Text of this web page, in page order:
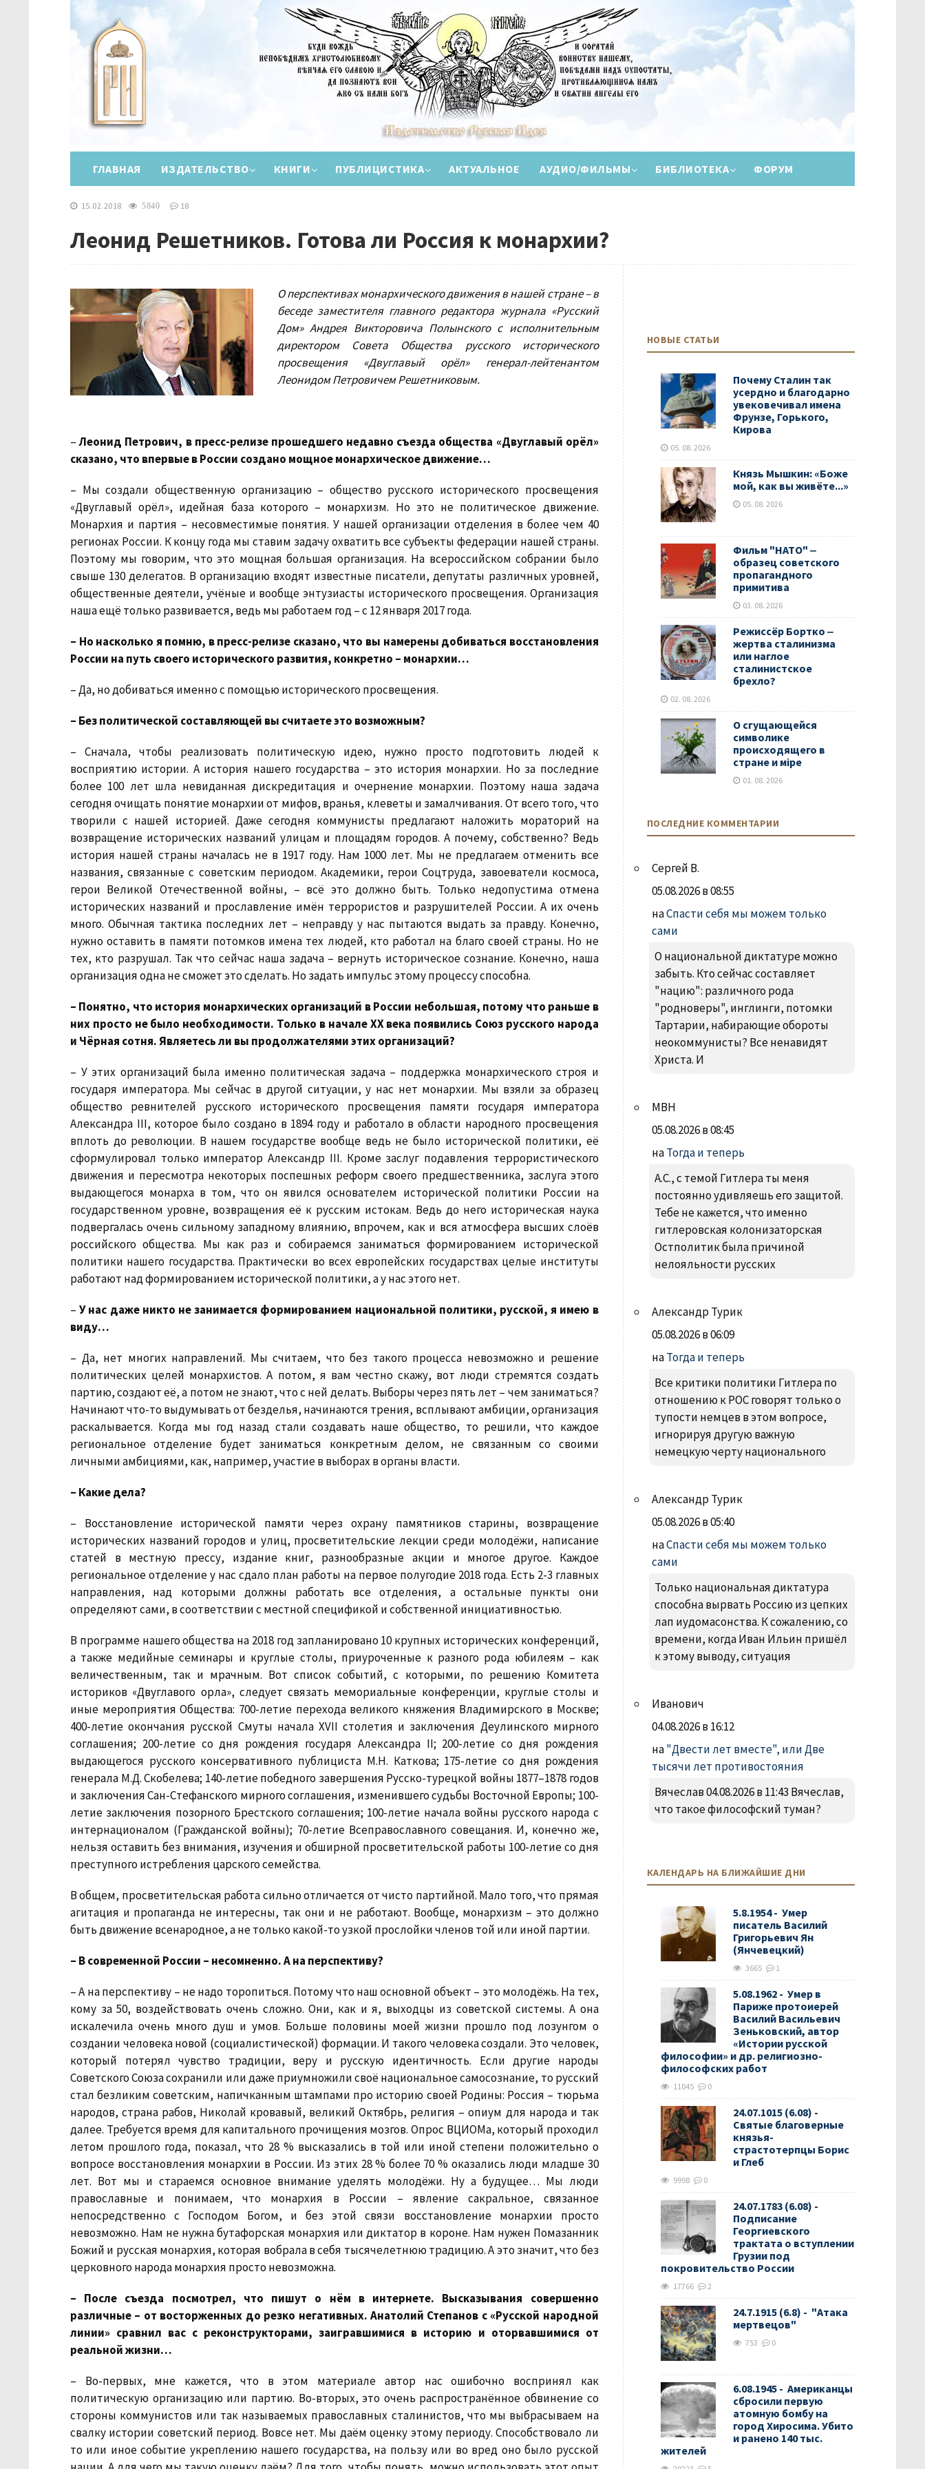
ГЛАВНАЯ ИЗДАТЕЛЬСТВО КНИГИ ПУБЛИЦИСТИКА АКТУАЛЬНОЕ АУДИО/ФИЛЬМЫ БИБЛИОТЕКА ФОРУМ
15.02.2018 5840 18
Леонид Решетников. Готова ли Россия к монархии?
О перспективах монархического движения в нашей стране – в
беседе заместителя главного редактора журнала «Русский
Дом» Андрея Викторовича Полынского с исполнительным
директором Совета Общества русского исторического
просвещения «Двуглавый орёл» генерал-лейтенантом
Леонидом Петровичем Решетниковым.
–Леонид Петрович, в пресс-релизе прошедшего недавно съезда общества «Двуглавый орёл»
сказано, что впервые в России создано мощное монархическое движение…
– Мы создали общественную организацию – общество русского исторического просвещения
«Двуглавый орёл», идейная база которого – монархизм. Но это не политическое движение.
Монархия и партия – несовместимые понятия. У нашей организации отделения в более чем 40
регионах России. К концу года мы ставим задачу охватить все субъекты федерации нашей страны.
Поэтому мы говорим, что это мощная большая организация. На всероссийском собрании было
свыше 130 делегатов. В организацию входят известные писатели, депутаты различных уровней,
общественные деятели, учёные и вообще энтузиасты исторического просвещения. Организация
наша ещё только развивается, ведь мы работаем год – с 12 января 2017 года.
– Но насколько я помню, в пресс-релизе сказано, что вы намерены добиваться восстановления
России на путь своего исторического развития, конкретно – монархии…
– Да, но добиваться именно с помощью исторического просвещения.
– Без политической составляющей вы считаете это возможным?
– Сначала, чтобы реализовать политическую идею, нужно просто подготовить людей к
восприятию истории. А история нашего государства – это история монархии. Но за последние
более 100 лет шла невиданная дискредитация и очернение монархии. Поэтому наша задача
сегодня очищать понятие монархии от мифов, вранья, клеветы и замалчивания. От всего того, что
творили с нашей историей. Даже сегодня коммунисты предлагают наложить мораторий на
возвращение исторических названий улицам и площадям городов. А почему, собственно? Ведь
история нашей страны началась не в 1917 году. Нам 1000 лет. Мы не предлагаем отменить все
названия, связанные с советским периодом. Академики, герои Соцтруда, завоеватели космоса,
герои Великой Отечественной войны, – всё это должно быть. Только недопустима отмена
исторических названий и прославление имён террористов и разрушителей России. А их очень
много. Обычная тактика последних лет – неправду у нас пытаются выдать за правду. Конечно,
нужно оставить в памяти потомков имена тех людей, кто работал на благо своей страны. Но не
тех, кто разрушал. Так что сейчас наша задача – вернуть историческое сознание. Конечно, наша
организация одна не сможет это сделать. Но задать импульс этому процессу способна.
– Понятно, что история монархических организаций в России небольшая, потому что раньше в
них просто не было необходимости. Только в начале XX века появились Союз русского народа
и Чёрная сотня. Являетесь ли вы продолжателями этих организаций?
– У этих организаций была именно политическая задача – поддержка монархического строя и
государя императора. Мы сейчас в другой ситуации, у нас нет монархии. Мы взяли за образец
общество ревнителей русского исторического просвещения памяти государя императора
Александра III, которое было создано в 1894 году и работало в области народного просвещения
вплоть до революции. В нашем государстве вообще ведь не было исторической политики, её
сформулировал только император Александр III. Кроме заслуг подавления террористического
движения и пересмотра некоторых поспешных реформ своего предшественника, заслуга этого
выдающегося монарха в том, что он явился основателем исторической политики России на
государственном уровне, возвращения её к русским истокам. Ведь до него историческая наука
подвергалась очень сильному западному влиянию, впрочем, как и вся атмосфера высших слоёв
российского общества. Мы как раз и собираемся заниматься формированием исторической
политики нашего государства. Практически во всех европейских государствах целые институты
работают над формированием исторической политики, а у нас этого нет.
– У нас даже никто не занимается формированием национальной политики, русской, я имею в
виду…
– Да, нет многих направлений. Мы считаем, что без такого процесса невозможно и решение
политических целей монархистов. А потом, я вам честно скажу, вот люди стремятся создать
партию, создают её, а потом не знают, что с ней делать. Выборы через пять лет – чем заниматься?
Начинают что-то выдумывать от безделья, начинаются трения, всплывают амбиции, организация
раскалывается. Когда мы год назад стали создавать наше общество, то решили, что каждое
региональное отделение будет заниматься конкретным делом, не связанным со своими
личными амбициями, как, например, участие в выборах в органы власти.
– Какие дела?
– Восстановление исторической памяти через охрану памятников старины, возвращение
исторических названий городов и улиц, просветительские лекции среди молодёжи, написание
статей в местную прессу, издание книг, разнообразные акции и многое другое. Каждое
региональное отделение у нас сдало план работы на первое полугодие 2018 года. Есть 2-3 главных
направления, над которыми должны работать все отделения, а остальные пункты они
определяют сами, в соответствии с местной спецификой и собственной инициативностью.
В программе нашего общества на 2018 год запланировано 10 крупных исторических конференций,
а также медийные семинары и круглые столы, приуроченные к разного рода юбилеям – как
величественным, так и мрачным. Вот список событий, с которыми, по решению Комитета
историков «Двуглавого орла», следует связать мемориальные конференции, круглые столы и
иные мероприятия Общества: 700-летие перехода великого княжения Владимирского в Москве;
400-летие окончания русской Смуты начала XVII столетия и заключения Деулинского мирного
соглашения; 200-летие со дня рождения государя Александра II; 200-летие со дня рождения
выдающегося русского консервативного публициста М.Н. Каткова; 175-летие со дня рождения
генерала М.Д. Скобелева; 140-летие победного завершения Русско-турецкой войны 1877–1878 годов
и заключения Сан-Стефанского мирного соглашения, изменившего судьбы Восточной Европы; 100-
летие заключения позорного Брестского соглашения; 100-летие начала войны русского народа с
интернационалом (Гражданской войны); 70-летие Всеправославного совещания. И, конечно же,
нельзя оставить без внимания, изучения и обширной просветительской работы 100-летие со дня
преступного истребления царского семейства.
В общем, просветительская работа сильно отличается от чисто партийной. Мало того, что прямая
агитация и пропаганда не интересны, так они и не работают. Вообще, монархизм – это должно
быть движение всенародное, а не только какой-то узкой прослойки членов той или иной партии.
– В современной России – несомненно. А на перспективу?
– А на перспективу – не надо торопиться. Потому что наш основной объект – это молодёжь. На тех,
кому за 50, воздействовать очень сложно. Они, как и я, выходцы из советской системы. А она
искалечила очень много душ и умов. Больше половины моей жизни прошло под лозунгом о
создании человека новой (социалистической) формации. И такого человека создали. Это человек,
который потерял чувство традиции, веру и русскую идентичность. Если другие народы
Советского Союза сохранили или даже приумножили своё национальное самосознание, то русский
стал безликим советским, напичканным штампами про историю своей Родины: Россия – тюрьма
народов, страна рабов, Николай кровавый, великий Октябрь, религия – опиум для народа и так
далее. Требуется время для капитального прочищения мозгов. Опрос ВЦИОМа, который проходил
летом прошлого года, показал, что 28 % высказались в той или иной степени положительно о
вопросе восстановления монархии в России. Из этих 28 % более 70 % оказались люди младше 30
лет. Вот мы и стараемся основное внимание уделять молодёжи. Ну а будущее… Мы люди
православные и понимаем, что монархия в России – явление сакральное, связанное
непосредственно с Господом Богом, и без этой связи восстановление монархии просто
невозможно. Нам не нужна бутафорская монархия или диктатор в короне. Нам нужен Помазанник
Божий и русская монархия, которая вобрала в себя тысячелетнюю традицию. А это значит, что без
церковного народа монархия просто невозможна.
– После съезда посмотрел, что пишут о нём в интернете. Высказывания совершенно
различные – от восторженных до резко негативных. Анатолий Степанов с «Русской народной
линии» сравнил вас с реконструкторами, заигравшимися в историю и оторвавшимися от
реальной жизни…
– Во-первых, мне кажется, что в этом материале автор нас ошибочно воспринял как
политическую организацию или партию. Во-вторых, это очень распространённое обвинение со
стороны коммунистов или так называемых православных сталинистов, что мы выбрасываем на
свалку истории советский период. Вовсе нет. Мы даём оценку этому периоду. Способствовало ли
то или иное событие укреплению нашего государства, на пользу или во вред оно было русской
НОВЫЕ СТАТЬИ
Почему Сталин так
усердно и благодарно
увековечивал имена
Фрунзе, Горького,
Кирова
05. 08. 2026
Князь Мышкин: «Боже
мой, как вы живёте...»
05. 08. 2026
Фильм "НАТО" ‒
образец советского
пропагандного
примитива
03. 08. 2026
Режиссёр Бортко ‒
жертва сталинизма
или наглое
сталинистское
брехло?
02. 08. 2026
О сгущающейся
символике
происходящего в
стране и мiре
01. 08. 2026
ПОСЛЕДНИЕ КОММЕНТАРИИ
Сергей В.
05.08.2026 в 08:55
наСпасти себя мы можем только
сами
О национальной диктатуре можно
забыть. Кто сейчас составляет
"нацию": различного рода
"родноверы", инглинги, потомки
Тартарии, набирающие обороты
неокоммунисты? Все ненавидят
Христа. И
МВН
05.08.2026 в 08:45
наТогда и теперь
А.С., с темой Гитлера ты меня
постоянно удивляешь его защитой.
Тебе не кажется, что именно
гитлеровская колонизаторская
Остполитик была причиной
нелояльности русских
Александр Турик
05.08.2026 в 06:09
наТогда и теперь
Все критики политики Гитлера по
отношению к РОС говорят только о
тупости немцев в этом вопросе,
игнорируя другую важную
немецкую черту национального
Александр Турик
05.08.2026 в 05:40
наСпасти себя мы можем только
сами
Только национальная диктатура
способна вырвать Россию из цепких
лап иудомасонства. К сожалению, со
времени, когда Иван Ильин пришёл
к этому выводу, ситуация
Иванович
04.08.2026 в 16:12
на"Двести лет вместе", или Две
тысячи лет противостояния
Вячеслав 04.08.2026 в 11:43 Вячеслав,
что такое философский туман?
КАЛЕНДАРЬ НА БЛИЖАЙШИЕ ДНИ
5.8.1954 - Умер
писатель Василий
Григорьевич Ян
(Янчевецкий)
3665 1
5.08.1962 - Умер в
Париже протоиерей
Василий Васильевич
Зеньковский, автор
«Истории русской
философии» и др. религиозно-
философских работ
11045 0
24.07.1015 (6.08) -
Святые благоверные
князья-
страстотерпцы Борис
и Глеб
9998 0
24.07.1783 (6.08) -
Подписание
Георгиевского
трактата о вступлении
Грузии под
покровительство России
17766 2
24.7.1915 (6.8) - "Атака
мертвецов"
753 0
6.08.1945 - Американцы
сбросили первую
атомную бомбу на
город Хиросима. Убито
и ранено 140 тыс.
жителей